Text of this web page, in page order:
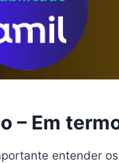
– Em
entender